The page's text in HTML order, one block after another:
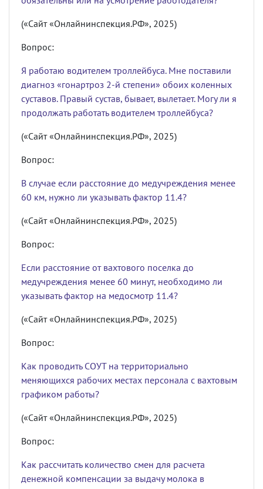
(«Сайт «Онлайнинспекция.РФ», 2025)
Вопрос:
Я работаю водителем троллейбуса. Мне поставили
диагноз «гонартроз 2-й степени» обоих коленных
суставов. Правый сустав, бывает, вылетает. Могу ли я
продолжать работать водителем троллейбуса?
(«Сайт «Онлайнинспекция.РФ», 2025)
Вопрос:
В случае если расстояние до медучреждения менее
60 км, нужно ли указывать фактор 11.4?
(«Сайт «Онлайнинспекция.РФ», 2025)
Вопрос:
Если расстояние от вахтового поселка до
медучреждения менее 60 минут, необходимо ли
указывать фактор на медосмотр 11.4?
(«Сайт «Онлайнинспекция.РФ», 2025)
Вопрос:
Как проводить СОУТ на территориально
меняющихся рабочих местах персонала с вахтовым
графиком работы?
(«Сайт «Онлайнинспекция.РФ», 2025)
Вопрос:
Как рассчитать количество смен для расчета
денежной компенсации за выдачу молока в